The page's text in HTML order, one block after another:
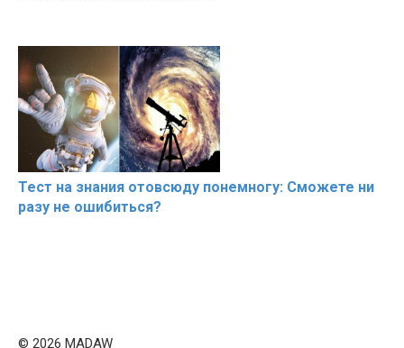
Тест на знания отовсюду понемногу: Сможете ни
разу не ошибиться?
© 2026 MADAW